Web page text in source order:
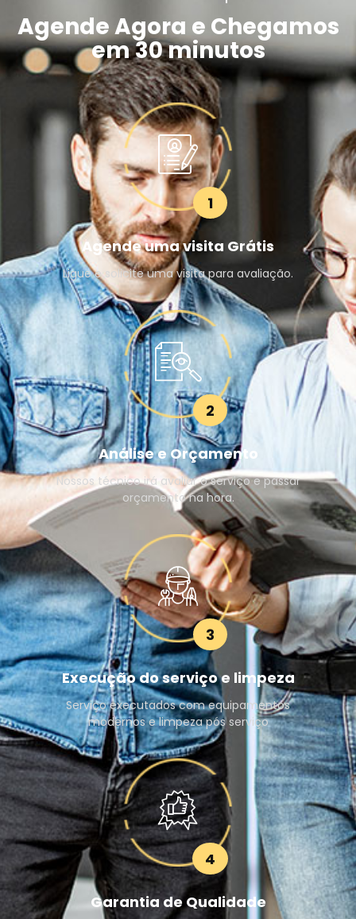
Agende Agora e Chegamos
em 30 minutos
1
Agende uma visita Grátis
Ligue e solicite uma visita para avaliação.
2
Análise e Orçamento
Nossos técnico irá avaliar o serviço e passar
orçamento na hora.
3
Execução do serviço e limpeza
Serviço executados com equipamentos
modernos e limpeza pós serviço
4
Garantia de Qualidade